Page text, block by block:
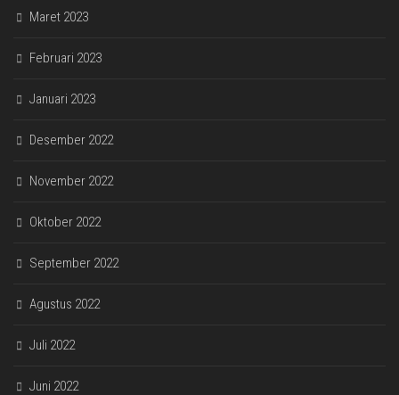
Maret 2023
Februari 2023
Januari 2023
Desember 2022
November 2022
Oktober 2022
September 2022
Agustus 2022
Juli 2022
Juni 2022